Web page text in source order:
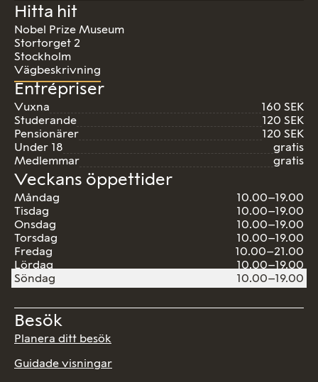
Hitta hit
Nobel Prize Museum
Stortorget 2
Stockholm
Vägbeskrivning
Entrépriser
Vuxna
160 SEK
Studerande
120 SEK
Pensionärer
120 SEK
Under 18
gratis
Medlemmar
gratis
Veckans öppettider
Måndag
10.00–19.00
Tisdag
10.00–19.00
Onsdag
10.00–19.00
Torsdag
10.00–19.00
Fredag
10.00–21.00
Lördag
10.00–19.00
Söndag
10.00–19.00
Besök
Planera ditt besök
Guidade visningar